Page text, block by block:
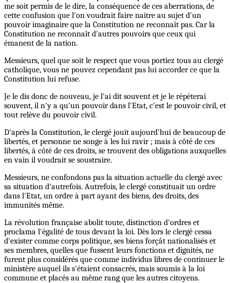
me soit permis de le dire, la conséquence de ces aberrations, de
cette confusion que l'on voudrait faire naitre au sujet d'un
pouvoir imaginaire que la Constitution ne reconnaît pas. Car la
Constitution ne reconnaît d'autres pouvoirs que ceux qui
émanent de la nation.
Messieurs, quel que soit le respect que vous portiez tous au clergé
catholique, vous ne pouvez cependant pas lui accorder ce que la
Constitution lui refuse.
Je le dis donc de nouveau, je l'ai dit souvent et je le répéterai
souvent, il n'y a qu'un pouvoir dans l'Etat, c'est le pouvoir civil, et
tout relève du pouvoir civil.
D'après la Constitution, le clergé jouit aujourd'hui de beaucoup de
libertés, et personne ne songe à les lui ravir ; mais à côté de ces
libertés, à côté de ces droits, se trouvent des obligations auxquelles
en vain il voudrait se soustraire.
Messieurs, ne confondons pas la situation actuelle du clergé avec
sa situation d'autrefois. Autrefois, le clergé constituait un ordre
dans l'Etat, un ordre à part ayant des biens, des droits, des
immunités même.
La révolution française abolit toute, distinction d'ordres et
proclama l'égalité de tous devant la loi. Dès lors le clergé cessa
d'exister comme corps politique, ses biens forçât nationalisés et
ses membres, quelles que fussent leurs fonctions et dignités, ne
furent plus considérés que comme individus libres de continuer le
ministère auquel ils s'étaient consacrés, mais soumis à la loi
commune et placés au même rang que les autres citoyens.